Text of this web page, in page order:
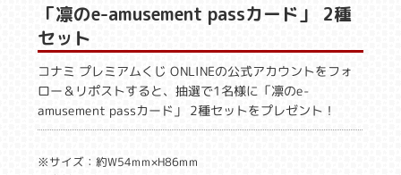
「凛のe-amusement passカード」 2種
セット
コナミ プレミアムくじ ONLINEの公式アカウントをフォ
ロー＆リポストすると、抽選で1名様に「凛のe-
amusement passカード」 2種セットをプレゼント！
※サイズ：約W54mm×H86mm